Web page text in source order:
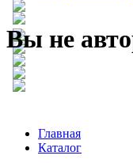
Вы не
Главная
Каталог